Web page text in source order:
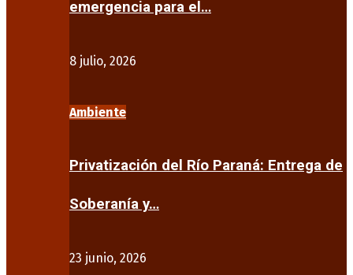
emergencia para el…
8 julio, 2026
Ambiente
Privatización del Río Paraná: Entrega de
Soberanía y…
23 junio, 2026